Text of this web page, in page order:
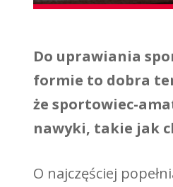
Do uprawiania
formie to dobra
że sportowiec-
nawyki, takie jak
O najczęściej